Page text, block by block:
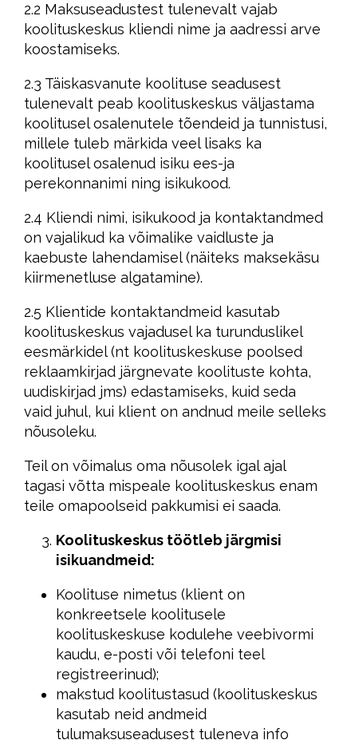
2.2 Maksuseadustest tulenevalt vajab
koolituskeskus kliendi nime ja aadressi arve
koostamiseks.
2.3 Täiskasvanute koolituse seadusest
tulenevalt peab koolituskeskus väljastama
koolitusel osalenutele tõendeid ja tunnistusi,
millele tuleb märkida veel lisaks ka
koolitusel osalenud isiku ees-ja
perekonnanimi ning isikukood.
2.4 Kliendi nimi, isikukood ja kontaktandmed
on vajalikud ka võimalike vaidluste ja
kaebuste lahendamisel (näiteks maksekäsu
kiirmenetluse algatamine).
2.5 Klientide kontaktandmeid kasutab
koolituskeskus vajadusel ka turunduslikel
eesmärkidel (nt koolituskeskuse poolsed
reklaamkirjad järgnevate koolituste kohta,
uudiskirjad jms) edastamiseks, kuid seda
vaid juhul, kui klient on andnud meile selleks
nõusoleku.
Teil on võimalus oma nõusolek igal ajal
tagasi võtta mispeale koolituskeskus enam
teile omapoolseid pakkumisi ei saada.
Koolituskeskus töötleb järgmisi
isikuandmeid:
Koolituse nimetus (klient on
konkreetsele koolitusele
koolituskeskuse kodulehe veebivormi
kaudu, e-posti või telefoni teel
registreerinud);
makstud koolitustasud (koolituskeskus
kasutab neid andmeid
tulumaksuseadusest tuleneva info